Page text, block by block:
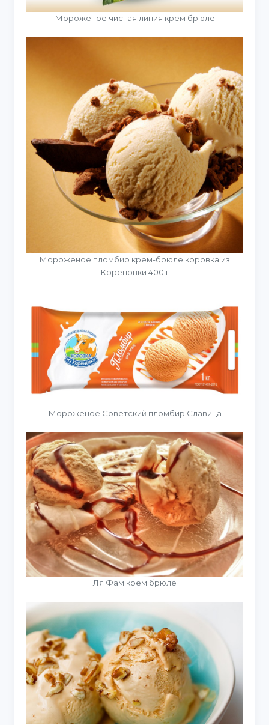
Мороженое чистая линия крем брюле
Мороженое пломбир крем-брюле коровка из
Кореновки 400 г
Мороженое Советский пломбир Славица
Ля Фам крем брюле